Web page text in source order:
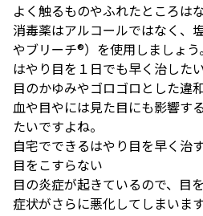
よく触るものやふれたところは
消毒薬はアルコールではなく、
やブリーチ®️）を使用しましょう。
はやり目を１日でも早く治した
目のかゆみやゴロゴロとした違
血や目やには見た目にも影響す
たいですよね。
自宅でできるはやり目を早く治
目をこすらない
目の炎症が起きているので、目
症状がさらに悪化してしまいます